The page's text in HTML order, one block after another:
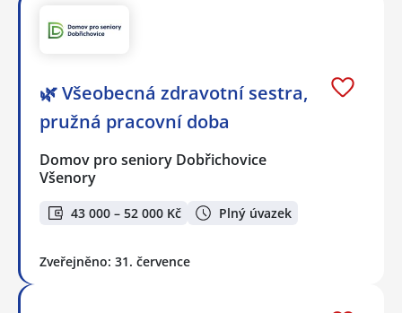
🌿 Všeobecná zdravotní sestra,
pružná pracovní doba
Domov pro seniory Dobřichovice
Všenory
43 000 – 52 000 Kč Plný úvazek
Zveřejněno: 31. července